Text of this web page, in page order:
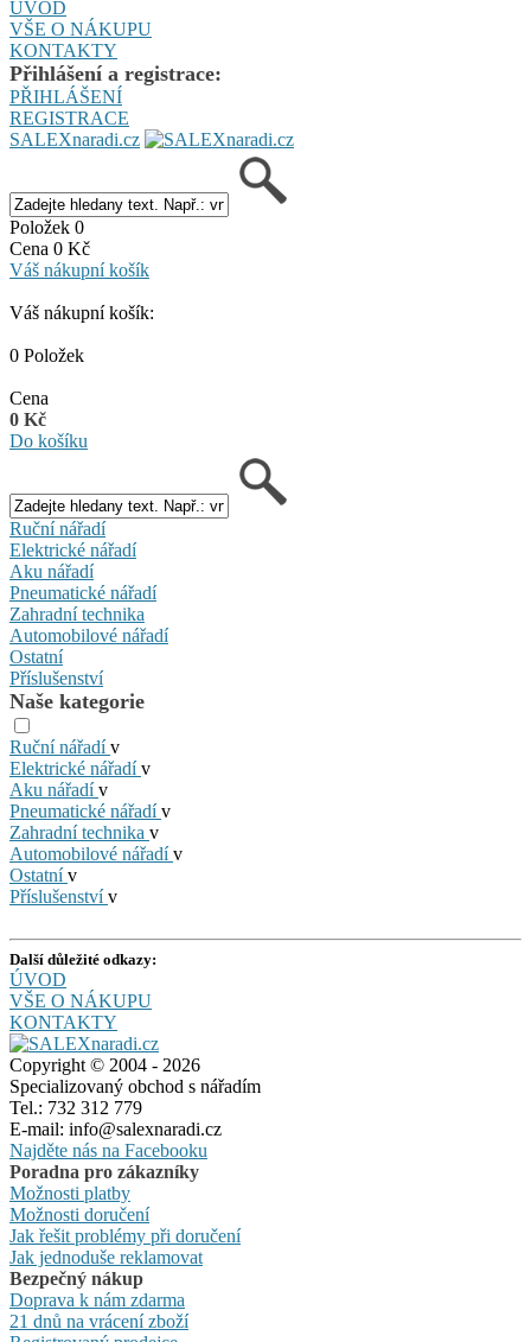
ÚVOD
VŠE O NÁKUPU
KONTAKTY
Přihlášení a registrace:
PŘIHLÁŠENÍ
REGISTRACE
SALEXnaradi.cz
Položek 0
Cena 0 Kč
Váš nákupní košík
Váš nákupní košík:
0 Položek
Cena
0 Kč
Do košíku
Ruční nářadí
Elektrické nářadí
Aku nářadí
Pneumatické nářadí
Zahradní technika
Automobilové nářadí
Ostatní
Příslušenství
Naše kategorie
Ruční nářadív
Elektrické nářadív
Aku nářadív
Pneumatické nářadív
Zahradní technika v
Automobilové nářadív
Ostatnív
Příslušenstvív
Další důležité odkazy:
ÚVOD
VŠE O NÁKUPU
KONTAKTY
Copyright © 2004 - 2026
Specializovaný obchod s nářadím
Tel.: 732 312 779
E-mail: info@salexnaradi.cz
Najděte nás na Facebooku
Poradna pro zákazníky
Možnosti platby
Možnosti doručení
Jak řešit problémy při doručení
Jak jednoduše reklamovat
Bezpečný nákup
Doprava k nám zdarma
21 dnů na vrácení zboží